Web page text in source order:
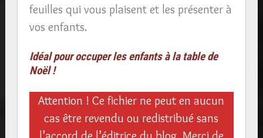
feuilles qui vous plaisent et les présenter à
vos enfants.
Idéal pour occuper les enfants à la table de
Noël !
Attention ! Ce fichier ne peut en aucun
cas être revendu ou redistribué sans